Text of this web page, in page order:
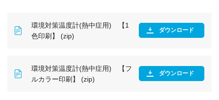
環境対策温度計(熱中症用) 【1
色印刷】 (zip)
ダウンロード
環境対策温度計(熱中症用) 【フ
ルカラー印刷】 (zip)
ダウンロード